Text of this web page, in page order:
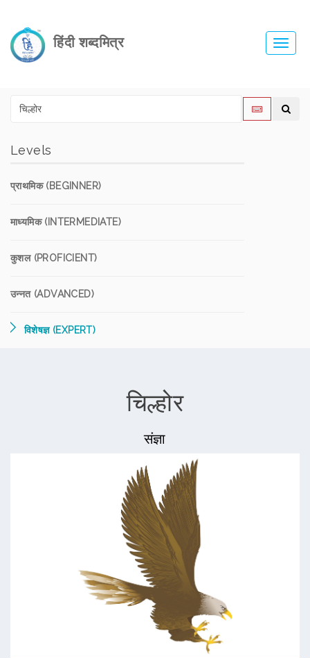
हिंदी शब्दमित्र
Levels
प्राथमिक (BEGINNER)
माध्यमिक (INTERMEDIATE)
कुशल (PROFICIENT)
उन्नत (ADVANCED)
विशेषज्ञ (EXPERT)
चिल्होर
संज्ञा